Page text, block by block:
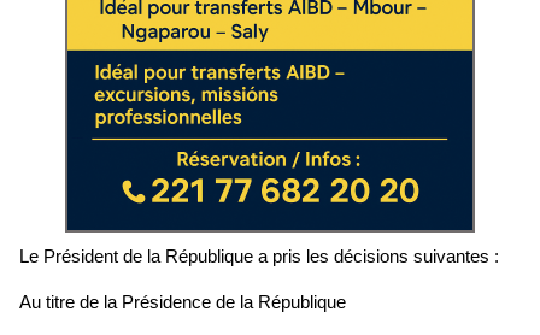
Le Président de la République a pris les décisions suivantes :
Au titre de la Présidence de la République